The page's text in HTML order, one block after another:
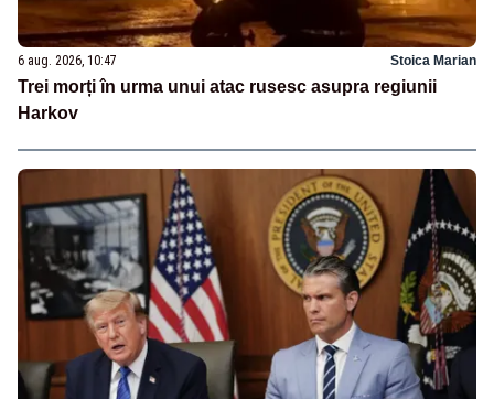
6 aug. 2026, 10:47 Stoica Marian
Trei morți în urma unui atac rusesc asupra regiunii
Harkov